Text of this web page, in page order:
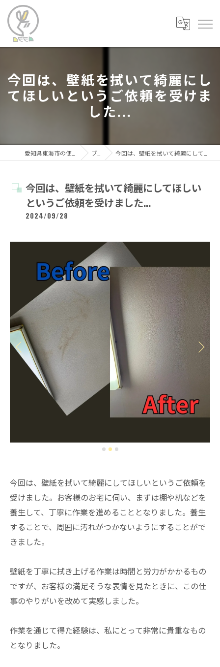
今回は、壁紙を拭いて綺麗にし
てほしいというご依頼を受けま
した...
ブログ 今回は、壁紙を拭いて綺麗にしてほしいというご依頼を受けました...
今回は、壁紙を拭いて綺麗にしてほしい
というご依頼を受けました...
2024/09/28
今回は、壁紙を拭いて綺麗にしてほしいというご依頼を
受けました。お客様のお宅に伺い、まずは棚や机などを
養生して、丁寧に作業を進めることとなりました。養生
することで、周囲に汚れがつかないようにすることがで
きました。
壁紙を丁寧に拭き上げる作業は時間と労力がかかるもの
ですが、お客様の満足そうな表情を見たときに、この仕
事のやりがいを改めて実感しました。
作業を通じて得た経験は、私にとって非常に貴重なもの
となりました。